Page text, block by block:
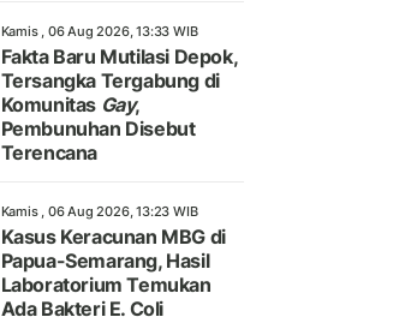
Kamis , 06 Aug 2026, 13:33 WIB
Fakta Baru Mutilasi Depok,
Tersangka Tergabung di
Komunitas Gay,
Pembunuhan Disebut
Terencana
Kamis , 06 Aug 2026, 13:23 WIB
Kasus Keracunan MBG di
Papua-Semarang, Hasil
Laboratorium Temukan
Ada Bakteri E. Coli